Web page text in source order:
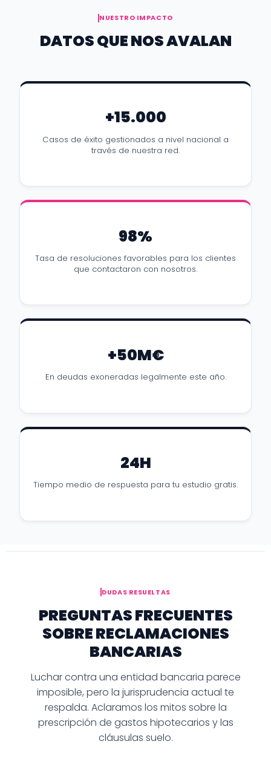
NUESTRO IMPACTO
DATOS QUE NOS AVALAN
+15.000
Casos de éxito gestionados a nivel nacional a
través de nuestra red.
98%
Tasa de resoluciones favorables para los clientes
que contactaron con nosotros.
+50M€
En deudas exoneradas legalmente este año.
24H
Tiempo medio de respuesta para tu estudio gratis.
DUDAS RESUELTAS
PREGUNTAS FRECUENTES
SOBRE RECLAMACIONES
BANCARIAS
Luchar contra una entidad bancaria parece
imposible, pero la jurisprudencia actual te
respalda. Aclaramos los mitos sobre la
prescripción de gastos hipotecarios y las
cláusulas suelo.